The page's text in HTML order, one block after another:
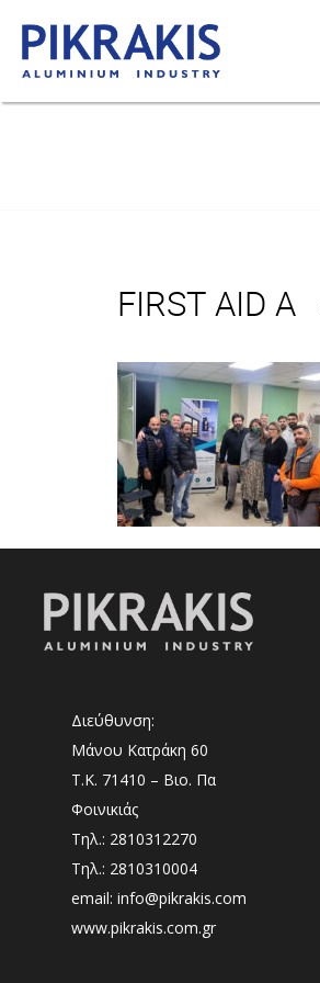
FIRST AID A
Διεύθυνση:
Μάνου Κατράκη 60
Τ.Κ. 71410 – Βιο. Πα
Φοινικιάς
Τηλ.: 2810312270
Τηλ.: 2810310004
email: info@pikrakis.com
www.pikrakis.com.gr